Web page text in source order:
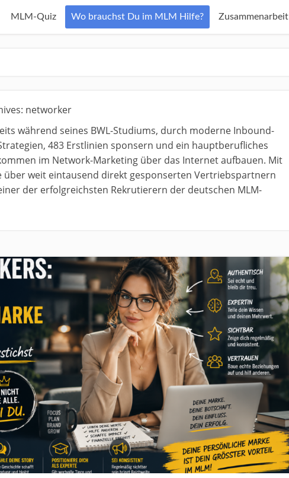
MLM-Quiz Wo brauchst Du im MLM Hilfe? Zusammenarbeit
networker
während seines BWL-Studiums, durch moderne Inbound-
483 Erstlinien sponsern und ein hauptberufliches
im Network-Marketing über das Internet aufbauen. Mit
über weit eintausend direkt gesponserten Vertriebspartnern
der erfolgreichsten Rekrutierern der deutschen MLM-